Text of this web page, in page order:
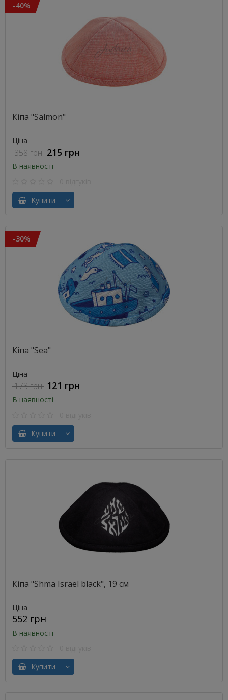
-40%
Кіпа "Salmon"
Ціна
358 грн 215 грн
В наявності
Купити
-30%
Кіпа "Sea"
Ціна
173 грн 121 грн
В наявності
Купити
Кіпа "Shma Israel black", 19 см
Ціна
552 грн
В наявності
Купити